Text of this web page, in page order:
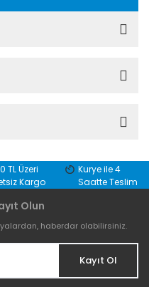
TL Üzeri
Kargo
Kurye ile 4
Saatte Teslim
Olun
haberdar olabilirsiniz.
Kayıt Ol